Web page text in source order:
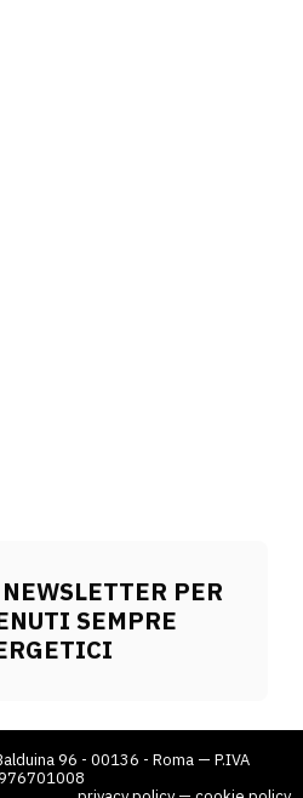
PER
SEMPRE
96 - 00136 - Roma — P.IVA